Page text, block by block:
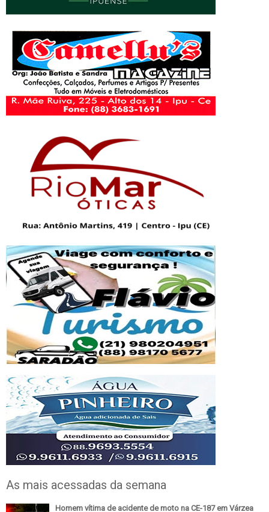
As mais acessadas da semana
Homem vítima de acidente de moto na CE-187 em Várzea